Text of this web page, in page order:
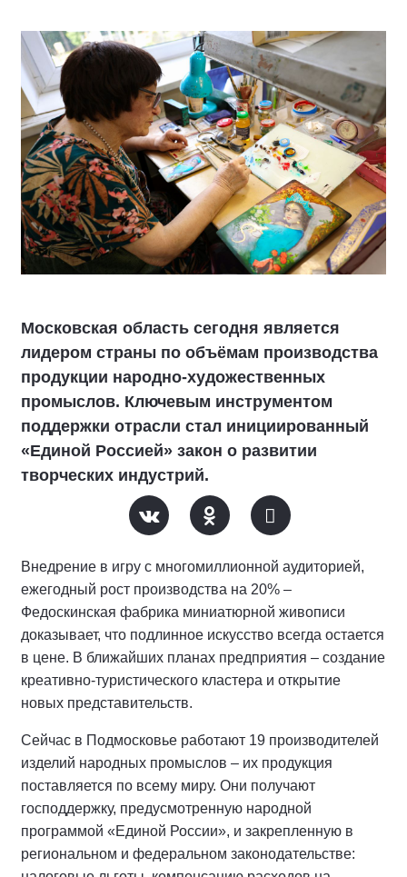
Московская область сегодня является
лидером страны по объёмам производства
продукции народно-художественных
промыслов. Ключевым инструментом
поддержки отрасли стал инициированный
«Единой Россией» закон о развитии
творческих индустрий.
Внедрение в игру с многомиллионной аудиторией,
ежегодный рост производства на 20% –
Федоскинская фабрика миниатюрной живописи
доказывает, что подлинное искусство всегда остается
в цене. В ближайших планах предприятия – создание
креативно-туристического кластера и открытие
новых представительств.
Сейчас в Подмосковье работают 19 производителей
изделий народных промыслов – их продукция
поставляется по всему миру. Они получают
господдержку, предусмотренную народной
программой «Единой России», и закрепленную в
региональном и федеральном законодательстве: